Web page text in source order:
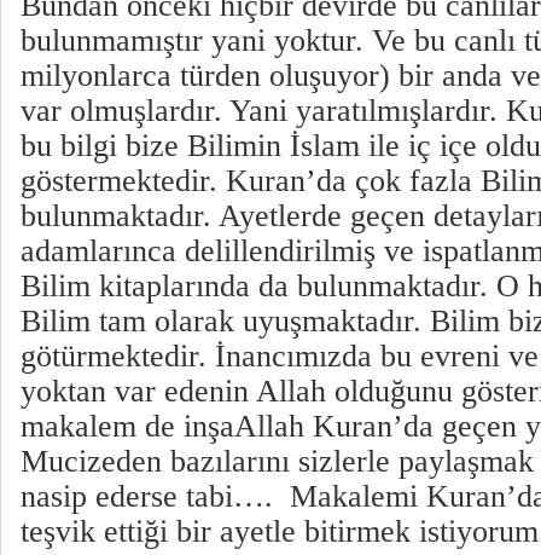
bulunmamıştır yani yoktur. Ve bu
milyonlarca türden oluşuyor) bir anda
var olmuşlardır. Yani yaratılmışlardır.
bu bilgi bize Bilimin İslam ile iç içe
göstermektedir. Kuran’da çok fazla
bulunmaktadır. Ayetlerde geçen
adamlarınca delillendirilmiş ve
Bilim kitaplarında da bulunmaktadır. O
Bilim tam olarak uyuşmaktadır. Bilim
götürmektedir. İnancımızda bu evreni
yoktan var edenin Allah olduğunu
makalem de inşaAllah Kuran’da geçen
Mucizeden bazılarını sizlerle
nasip ederse tabi…. Makalemi
teşvik ettiği bir ayetle bitirmek